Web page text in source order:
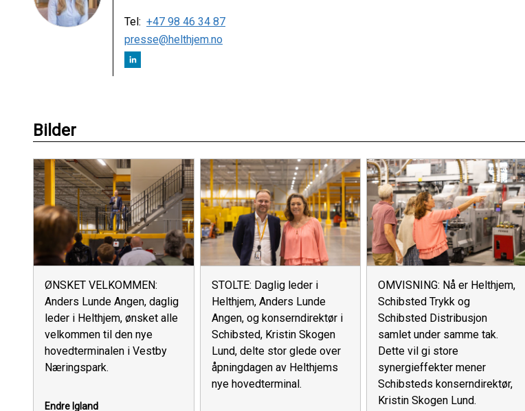
Tel: +47 98 46 34 87
presse@helthjem.no
Bilder
ØNSKET VELKOMMEN:
Anders Lunde Angen, daglig
leder i Helthjem, ønsket alle
velkommen til den nye
hovedterminalen i Vestby
Næringspark.
Endre Igland
STOLTE: Daglig leder i
Helthjem, Anders Lunde
Angen, og konserndirektør i
Schibsted, Kristin Skogen
Lund, delte stor glede over
åpningdagen av Helthjems
nye hovedterminal.
OMVISNING: Nå er Helthjem,
Schibsted Trykk og
Schibsted Distribusjon
samlet under samme tak.
Dette vil gi store
synergieffekter mener
Schibsteds konserndirektør,
Kristin Skogen Lund.